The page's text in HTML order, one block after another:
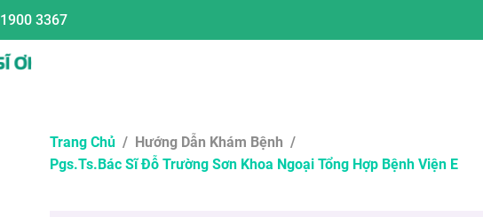
1900 3367
Trang Chủ / Hướng Dẫn Khám Bệnh /
Pgs.ts.bác Sĩ Đỗ Trường Sơn Khoa Ngoại Tổng Hợp Bệnh Viện E